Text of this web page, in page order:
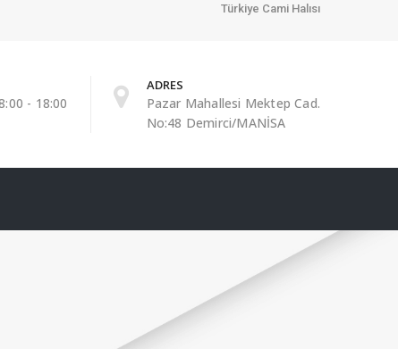
Türkiye Cami Halısı
- 18:00
ADRES
Pazar Mahallesi Mektep Cad.
No:48 Demirci/MANİSA